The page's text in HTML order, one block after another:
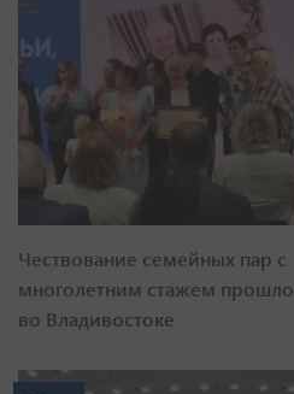
Чествование семейных пар с
многолетним стажем прошло
во Владивостоке